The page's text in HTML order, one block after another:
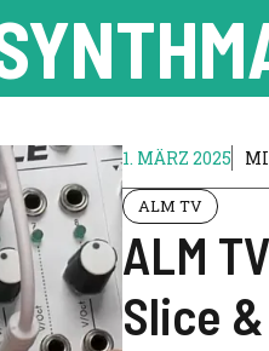
1. MÄRZ 2025
ALM TV
ALM
Slice